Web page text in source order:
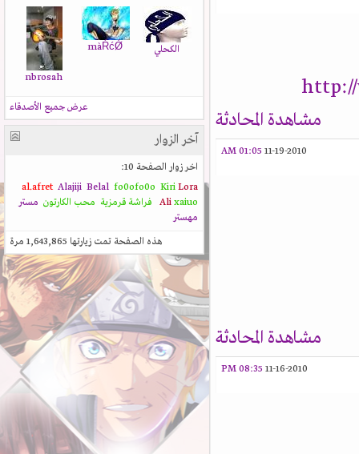
مشاهدة المحادثة
11-19-2010
01:05 AM
مشاهدة المحادثة
11-16-2010
08:35 PM
الكحلي màŔćǾ
nbrosah
عرض جميع الأصدقاء
آخر الزوار
اخر زوار الصفحة 10:
al.afret
Alajiji Belal fo0ofo0o KiriLora
Alixaiuo فراشة قرمزية محب الكارتون
مستر
مهستر
هذه الصفحة تمت زيارتها1,643,865مرة